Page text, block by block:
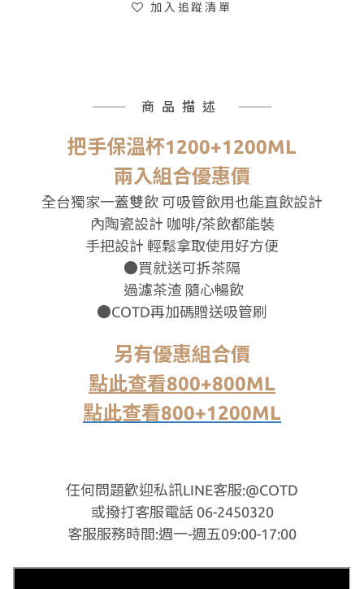
加入追蹤清單
商品描述
把手保溫杯1200+1200ML
兩入組合優惠價
全台獨家一蓋雙飲 可吸管飲用也能直飲設計
內陶瓷設計 咖啡/茶飲都能裝
手把設計 輕鬆拿取使用好方便
●買就送可拆茶隔
過濾茶渣 隨心暢飲
●COTD再加碼贈送吸管刷
另有優惠組合價
點此查看800+800ML
點此查看800+1200ML
任何問題歡迎私訊LINE客服:@COTD
或撥打客服電話 06-2450320
客服服務時間:週一-週五09:00-17:00